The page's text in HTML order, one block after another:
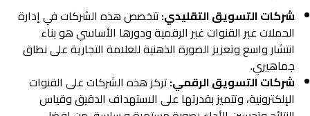
شركات التسويق التقليدي:تتخصص هذه الشركات في إدارة
الحملات عبر القنوات غير الرقمية ودورها الأساسي هو بناء
انتشار واسع وتعزيز الصورة الذهنية للعلامة التجارية على نطاق
جماهيري.
شركات التسويق الرقمي:تركز هذه الشركات على القنوات
الإلكترونية، وتتميز بقدرتها على الاستهداف الدقيق وقياس